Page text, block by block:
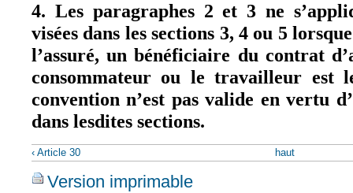
4. Les paragraphes 2 et 3 ne
visées dans les sections 3, 4 ou 5
l’assuré, un bénéficiaire du contrat
consommateur ou le travailleur est
convention n’est pas valide en vertu
dans lesdites sections.
‹ Article 30 haut
Version imprimable